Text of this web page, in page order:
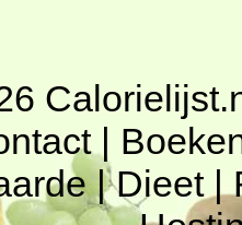
|
|Dieet|